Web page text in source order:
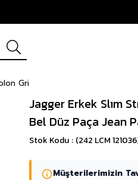
Gri
Jagger Erkek Slım
Bel Düz Paça Jean
Stok Kodu (242 LCM
Müşterilerimizin